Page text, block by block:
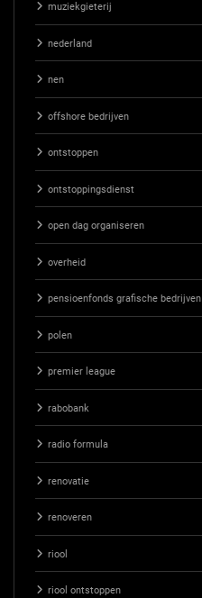
muziekgieterij
nederland
nen
offshore bedrijven
ontstoppen
ontstoppingsdienst
open dag organiseren
overheid
pensioenfonds grafische bedrijven
polen
premier league
rabobank
radio formula
renovatie
renoveren
riool
riool ontstoppen